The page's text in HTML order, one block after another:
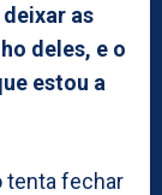
as
deles, e o
estou a
tenta fechar